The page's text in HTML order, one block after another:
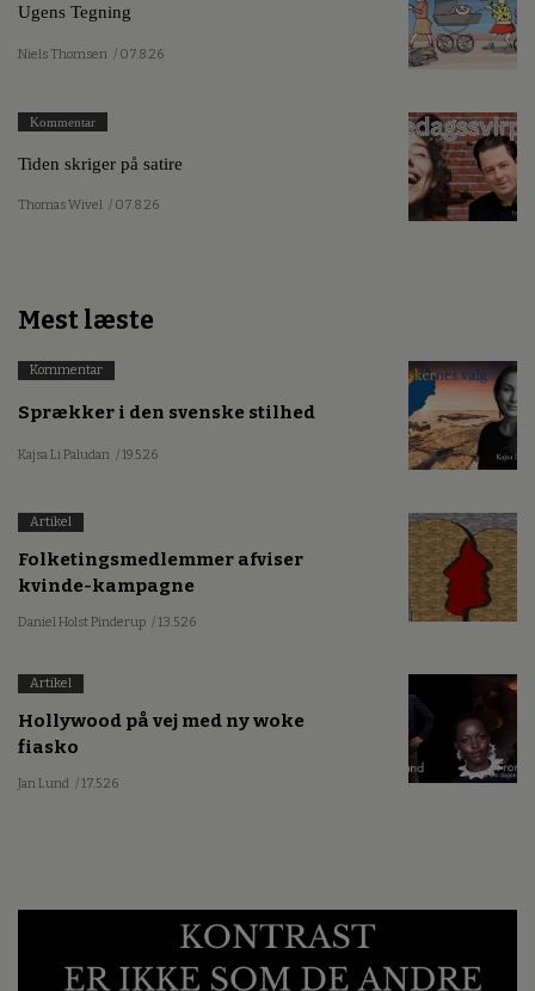
Ugens Tegning
Niels Thomsen / 07.8.26
Kommentar
Tiden skriger på satire
Thomas Wivel / 07.8.26
Mest læste
Kommentar
Sprækker i den svenske stilhed
Kajsa Li Paludan / 19.5.26
Artikel
Folketingsmedlemmer afviser
kvinde-kampagne
Daniel Holst Pinderup / 13.5.26
Artikel
Hollywood på vej med ny woke
fiasko
Jan Lund / 17.5.26